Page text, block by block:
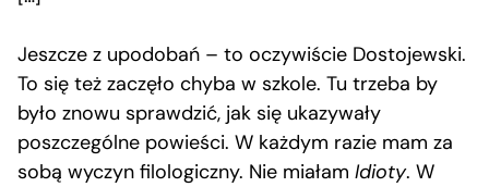
Jeszcze z upodobań – to oczywiście Dostojewski.
To się też zaczęło chyba w szkole. Tu trzeba by
było znowu sprawdzić, jak się ukazywały
poszczególne powieści. W każdym razie mam za
sobą wyczyn filologiczny. Nie miałam Idioty. W